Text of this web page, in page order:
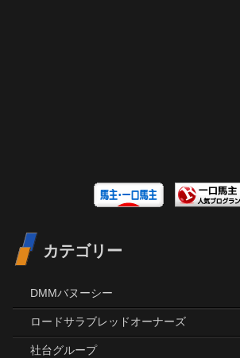
カテゴリー
DMMバヌーシー
ロードサラブレッドオーナーズ
社台グループ